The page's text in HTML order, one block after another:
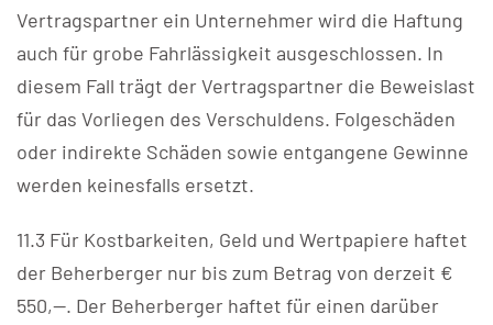
Vertragspartner ein Unternehmer wird die Haftung
auch für grobe Fahrlässigkeit ausgeschlossen. In
diesem Fall trägt der Vertragspartner die Beweislast
für das Vorliegen des Verschuldens. Folgeschäden
oder indirekte Schäden sowie entgangene Gewinne
werden keinesfalls ersetzt.
11.3 Für Kostbarkeiten, Geld und Wertpapiere haftet
der Beherberger nur bis zum Betrag von derzeit €
550,--. Der Beherberger haftet für einen darüber